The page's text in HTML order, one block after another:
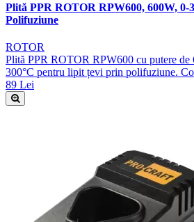
Plită PPR ROTOR RPW600, 600W, 0-
Polifuziune
ROTOR
Plită PPR ROTOR RPW600 cu putere de
300°C pentru lipit țevi prin polifuziune.
89 Lei